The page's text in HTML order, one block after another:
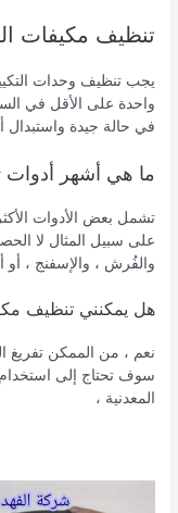
تنظيف مكيفات
واحدة على الأقل في
في حالة جيدة واستبدال
ما هي أشهر أدوات
تشمل بعض الأدوات
على سبيل المثال لا
والفُرش ، والإسفنج ، أو
هل يمكنني تنظيف
نعم ، من الممكن تفريغ
سوف تحتاج إلى استخدام
المعدنية ،